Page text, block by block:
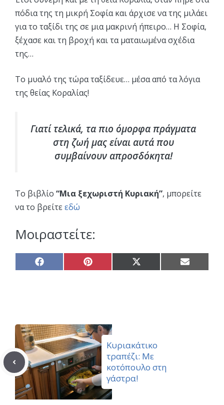
πόδια της τη μικρή Σοφία και άρχισε να της μιλάει
για το ταξίδι της σε μια μακρινή ήπειρο… Η Σοφία,
ξέχασε και τη βροχή και τα ματαιωμένα σχέδια
της…
Το μυαλό της τώρα ταξίδευε… μέσα από τα λόγια
της θείας Κοραλίας!
Γιατί τελικά, τα πιο όμορφα πράγματα
στη ζωή μας είναι αυτά που
συμβαίνουν απροσδόκητα!
Το βιβλίο “Μια ξεχωριστή Κυριακή”, μπορείτε
να το βρείτεεδώ
Μοιραστείτε:
Share
on
Share
on
Share
on
Share
on
Κυριακάτικο
τραπέζι: Με
κοτόπουλο στη
γάστρα!